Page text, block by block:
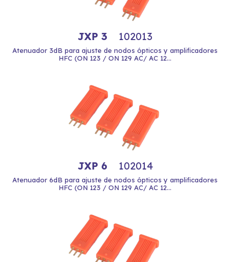
JXP 3 102013
Atenuador 3dB para ajuste de nodos ópticos y amplificadores
HFC (ON 123 / ON 129 AC/ AC 12...
JXP 6 102014
Atenuador 6dB para ajuste de nodos ópticos y amplificadores
HFC (ON 123 / ON 129 AC/ AC 12...